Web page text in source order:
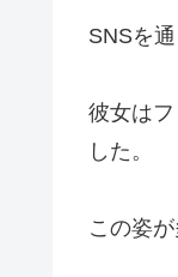
SNSを
彼女は
した。
この姿